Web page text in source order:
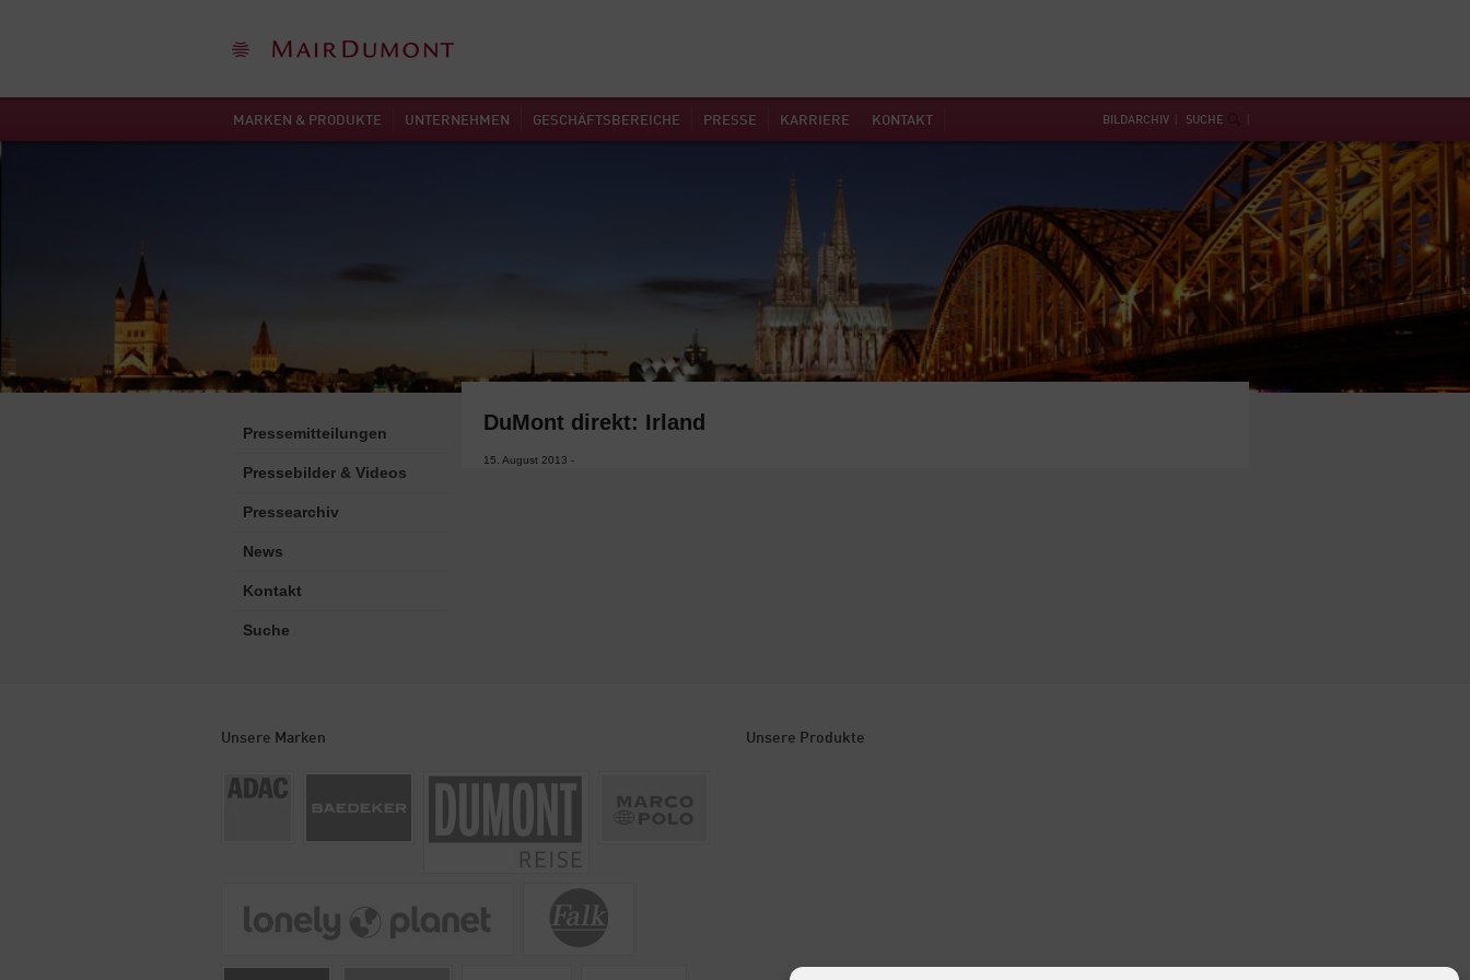
MARKEN & PRODUKTE UNTERNEHMEN GESCHÄFTSBEREICHE PRESSE KARRIERE KONTAKT BILDARCHIV SUCHE
Pressemitteilungen
Pressebilder & Videos
Pressearchiv
News
Kontakt
Suche
DuMont direkt: Irland
15. August 2013 -
Unsere Marken Unsere Produkte